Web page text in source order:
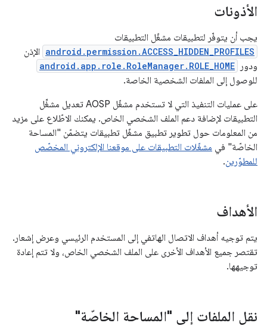
الأذونات
يجب أن يتوفّر لتطبيقات مشغّل التطبيقات
android.permission.ACCESS_HIDDEN_PROFILES الإذن
ودور
android.app.role.RoleManager.ROLE_HOME
للوصول إلى الملفات الشخصية الخاصة.
على عمليات التنفيذ التي لا تستخدم مشغّل AOSP تعديل مشغِّل
التطبيقات لإضافة دعم الملف الشخصي الخاص. يمكنك الاطّلاع على مزيد
من المعلومات حول تطوير تطبيق مشغّل تطبيقات يتضمّن "المساحة
الخاصّة" في مشغّلات التطبيقات على موقعنا الإلكتروني المخصّص
للمطوّرين.
الأهداف
يتم توجيه أهداف الاتصال الهاتفي إلى المستخدم الرئيسي وعرض إشعار.
تقتصر جميع الأهداف الأخرى على الملف الشخصي الخاص، ولا تتم إعادة
توجيهها.
نقل الملفات إلى "المساحة الخاصّة"